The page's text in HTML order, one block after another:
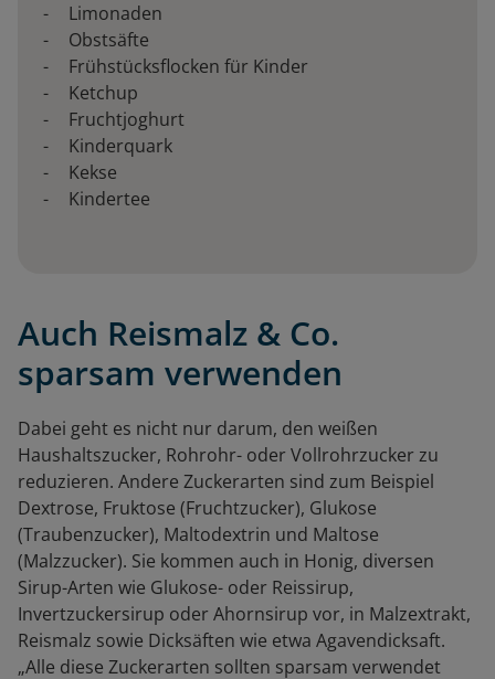
Limonaden
Obstsäfte
Frühstücksflocken für Kinder
Ketchup
Fruchtjoghurt
Kinderquark
Kekse
Kindertee
Auch Reismalz & Co.
sparsam verwenden
Dabei geht es nicht nur darum, den weißen
Haushaltszucker, Rohrohr- oder Vollrohrzucker zu
reduzieren. Andere Zuckerarten sind zum Beispiel
Dextrose, Fruktose (Fruchtzucker), Glukose
(Traubenzucker), Maltodextrin und Maltose
(Malzzucker). Sie kommen auch in Honig, diversen
Sirup-Arten wie Glukose- oder Reissirup,
Invertzuckersirup oder Ahornsirup vor, in Malzextrakt,
Reismalz sowie Dicksäften wie etwa Agavendicksaft.
„Alle diese Zuckerarten sollten sparsam verwendet